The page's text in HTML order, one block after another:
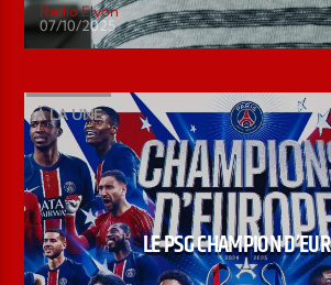
Radio Elyon
07/10/2025
À LA UNE
LE PSG CHAMPION